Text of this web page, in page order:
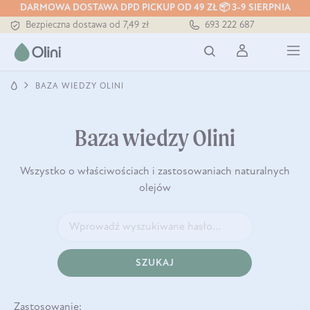
DARMOWA DOSTAWA DPD PICKUP OD 49 ZŁ 📦 3-9 SIERPNIA
Bezpieczna dostawa od 7,49 zł
Darmowa dostawa od 199 zł
Tłoczony zawsze na zimno
693 222 687
BAZA WIEDZY OLINI
Baza wiedzy Olini
Wszystko o właściwościach i zastosowaniach naturalnych
olejów
SZUKAJ
Zastosowanie: